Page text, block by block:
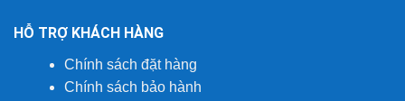
HỖ TRỢ KHÁCH HÀNG
Chính sách đặt hàng
Chính sách bảo hành